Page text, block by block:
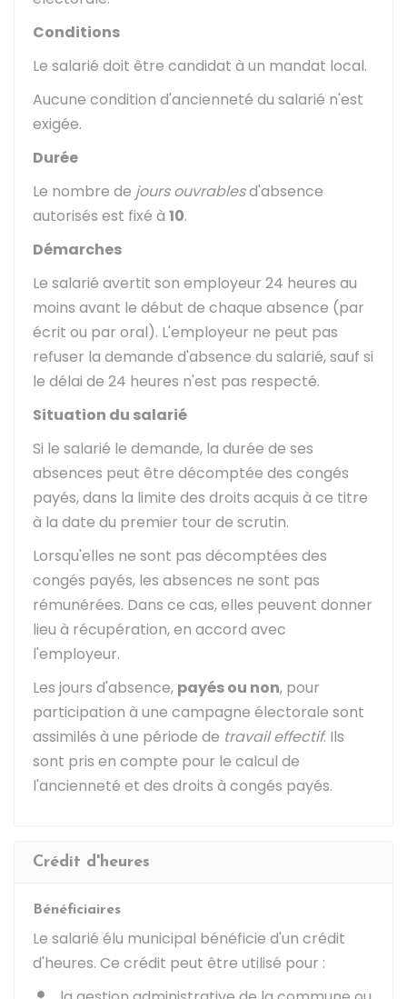
Conditions
Le salarié doit être candidat à un mandat local.
Aucune condition d'ancienneté du salarié n'est
exigée.
Durée
Le nombre de jours ouvrablesd'absence
autorisés est fixé à 10.
Démarches
Le salarié avertit son employeur 24 heures au
moins avant le début de chaque absence (par
écrit ou par oral). L'employeur ne peut pas
refuser la demande d'absence du salarié, sauf si
le délai de 24 heures n'est pas respecté.
Situation du salarié
Si le salarié le demande, la durée de ses
absences peut être décomptée des congés
payés, dans la limite des droits acquis à ce titre
à la date du premier tour de scrutin.
Lorsqu'elles ne sont pas décomptées des
congés payés, les absences ne sont pas
rémunérées. Dans ce cas, elles peuvent donner
lieu à récupération, en accord avec
l'employeur.
Les jours d'absence, payés ou non, pour
participation à une campagne électorale sont
assimilés à une période de travail effectif. Ils
sont pris en compte pour le calcul de
l'ancienneté et des droits à congés payés.
Crédit d'heures
Bénéficiaires
Le salarié élu municipal bénéficie d'un crédit
d'heures. Ce crédit peut être utilisé pour :